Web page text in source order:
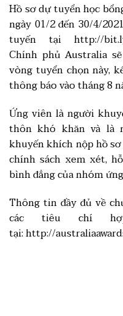
Hồ sơ dự tuyển học
ngày 01/2 đến 30/4/
tuyến tại http://bit.ly/
Chính phủ Australia
vòng tuyển chọn này,
thông báo vào tháng 8
Ứng viên là người
thôn khó khăn và là
khuyến khích nộp hồ
chính sách xem xét,
bình đẳng của nhóm
Thông tin đầy đủ về
các tiêu chí
tại: http://